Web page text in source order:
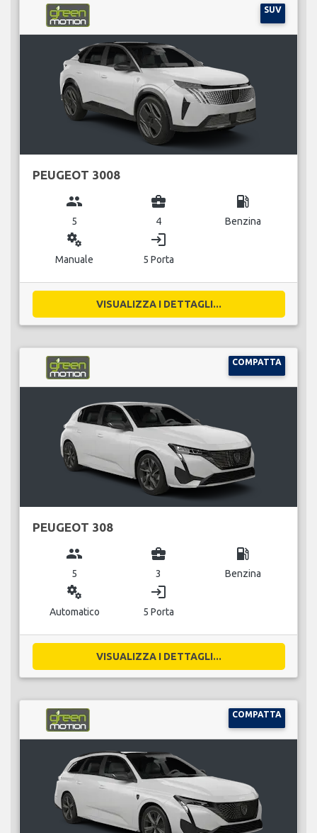
SUV
PEUGEOT 3008
group
5
business_center
4
local_gas_station
Benzina
miscellaneous_services
Manuale
login
5 Porta
VISUALIZZA I DETTAGLI...
COMPATTA
PEUGEOT 308
group
5
business_center
3
local_gas_station
Benzina
miscellaneous_services
Automatico
login
5 Porta
VISUALIZZA I DETTAGLI...
COMPATTA